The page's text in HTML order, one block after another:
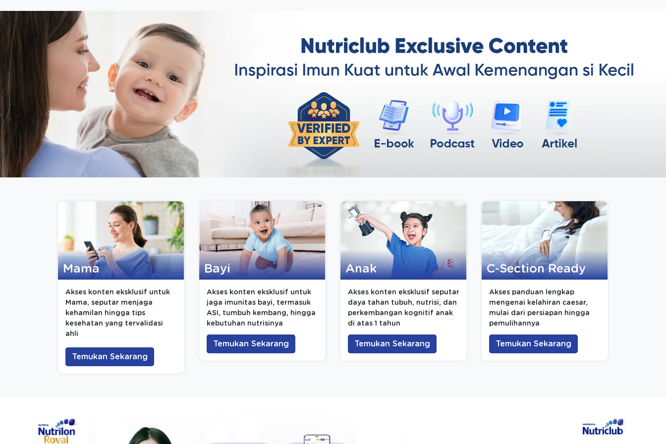
Mama
Akses konten eksklusif untuk
Mama, seputar menjaga
kehamilan hingga tips
kesehatan yang tervalidasi
ahli
Temukan Sekarang
Bayi
Akses konten eksklusif untuk
jaga imunitas bayi, termasuk
ASI, tumbuh kembang, hingga
kebutuhan nutrisinya
Temukan Sekarang
Anak
Akses konten eksklusif seputar
daya tahan tubuh, nutrisi, dan
perkembangan kognitif anak
di atas 1 tahun
Temukan Sekarang
C-Section Ready
Akses panduan lengkap
mengenai kelahiran caesar,
mulai dari persiapan hingga
pemulihannya
Temukan Sekarang